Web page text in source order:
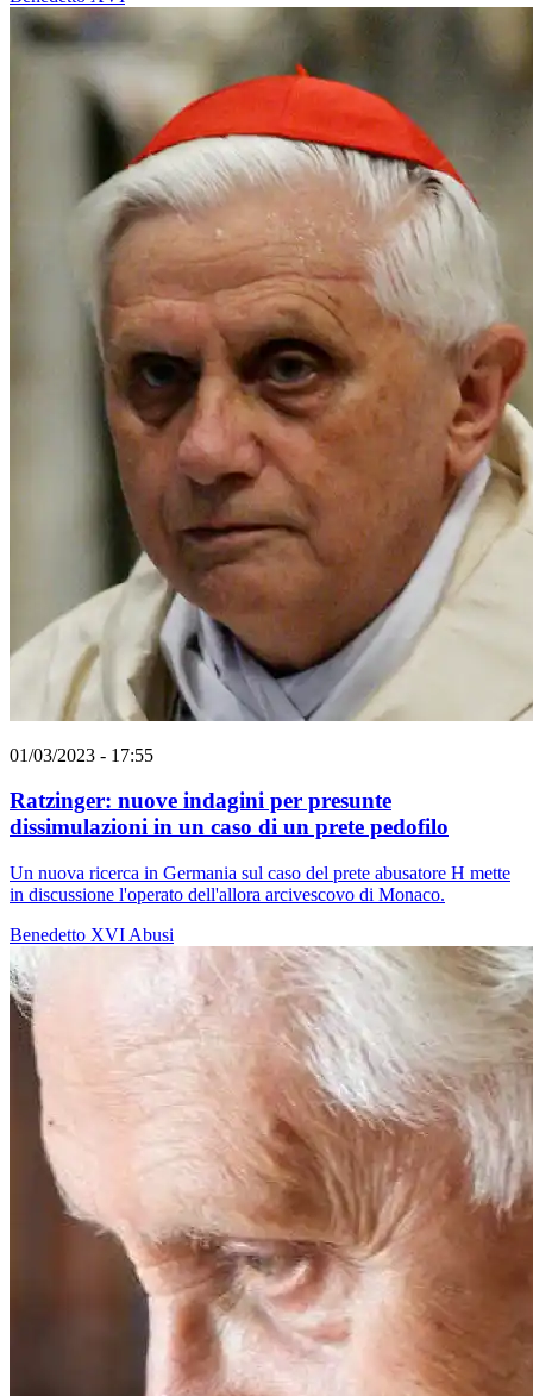
01/03/2023 - 17:55
Ratzinger: nuove indagini per presunte
dissimulazioni in un caso di un prete pedofilo
Un nuova ricerca in Germania sul caso del prete abusatore H mette
in discussione l'operato dell'allora arcivescovo di Monaco.
Benedetto XVI Abusi